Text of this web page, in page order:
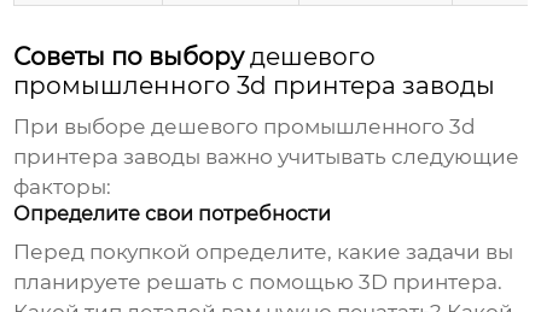
Советы по выборудешевого
промышленного 3d принтера заводы
При выборедешевого промышленного 3d
принтера заводы важно учитывать следующие
факторы:
Определите свои потребности
Перед покупкой определите, какие задачи вы
планируете решать с помощью 3D принтера.